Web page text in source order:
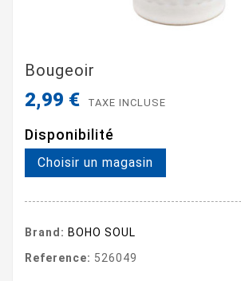
Bougeoir
2,99 € TAXE INCLUSE
Disponibilité
Choisir un magasin
Brand: BOHO SOUL
Reference: 526049